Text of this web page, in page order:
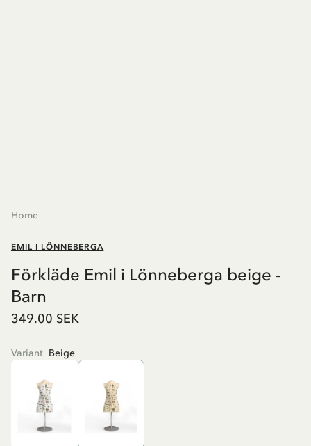
Home
EMIL I LÖNNEBERGA
Förkläde Emil i Lönneberga beige -
Barn
349.00 SEK
Variant Beige